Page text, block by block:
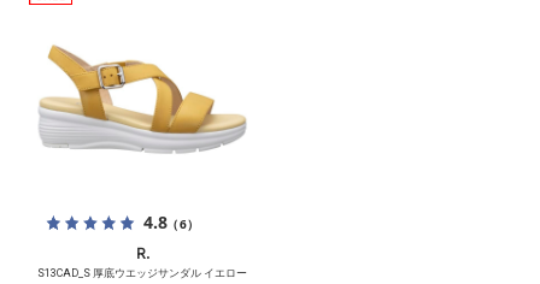
4.8（6）
R.
S13CAD_S 厚底ウエッジサンダル イエロー